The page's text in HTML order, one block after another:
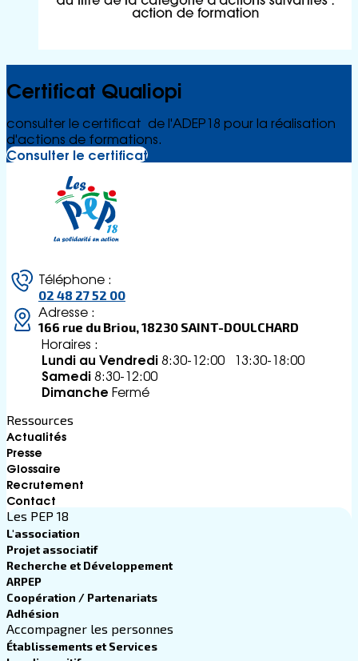
Certificat Qualiopi
consulter le certificat de l'ADEP18 pour la réalisation
d'actions de formations.
Consulter le certificat
Téléphone :
02 48 27 52 00
Adresse :
166 rue du Briou, 18230 SAINT-DOULCHARD
Horaires :
Lundi au Vendredi8:30-12:00 13:30-18:00
Samedi8:30-12:00
Dimanche Fermé
Ressources
Actualités
Presse
Glossaire
Recrutement
Contact
Les PEP 18
L'association
Projet associatif
Recherche et Développement
ARPEP
Coopération / Partenariats
Adhésion
Accompagner les personnes
Établissements et Services